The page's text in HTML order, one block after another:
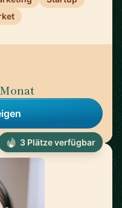
3 Plätze verfügbar